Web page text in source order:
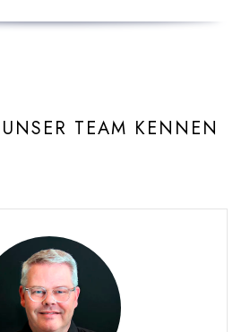
TEAM KENNEN
Burgat Olivier
WESTSCHWEIZ UND WALLIS